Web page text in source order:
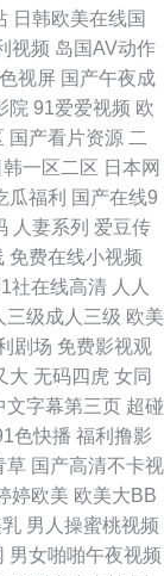
掏空网 精品国产一
频精品全部免费 91
91资源视频在线播放
在线 男女网站免费
射 午夜在线视屏 种
品久久九九 密臀AV
频 91黄色色情软件
正在进入 国产高清
老湿机 欧美热图 漂
91福利所 91啪啪啪
日韩欧美在线国
视频 岛国AV动作
视屏 国产午夜成
院 91爱爱视频 欧
国产看片资源 二
韩一区二区 日本网
瓜福利 国产在线9
人妻系列 爱豆传
免费在线小视频
社在线高清 人人
三级成人三级 欧美
剧场 免费影视观
大 无码四虎 女同
文字幕第三页 超碰
色快播 福利撸影
草 国产高清不卡视
婷欧美 欧美大BB
男人操蜜桃视频
男女啪啪午夜视频